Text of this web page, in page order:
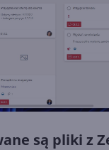
są pliki z